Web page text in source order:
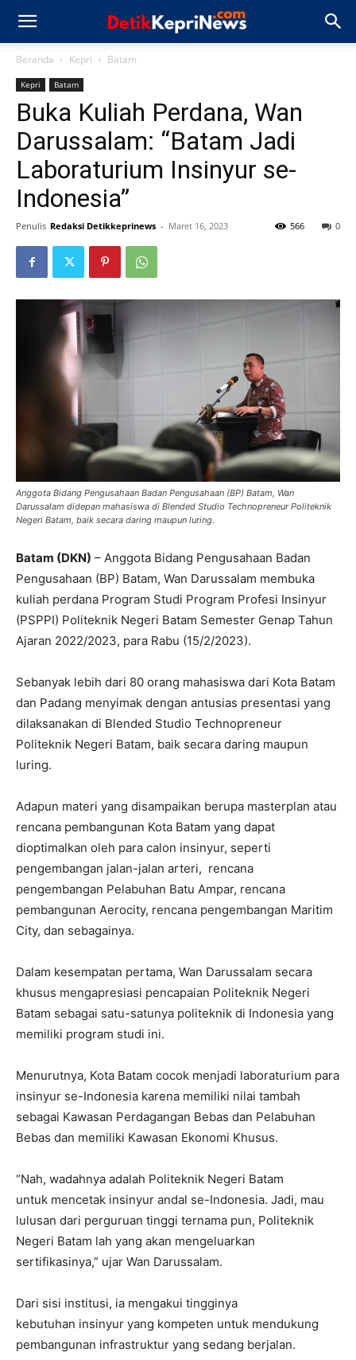
Beranda Kepri Batam
Kepri Batam
Buka Kuliah Perdana, Wan
Darussalam: “Batam Jadi
Laboraturium Insinyur se-
Indonesia”
Penulis Redaksi Detikkeprinews - Maret 16, 2023 0
566
Anggota Bidang Pengusahaan Badan Pengusahaan (BP) Batam, Wan
Darussalam didepan mahasiswa di Blended Studio Technopreneur Politeknik
Negeri Batam, baik secara daring maupun luring.
Batam (DKN) – Anggota Bidang Pengusahaan Badan
Pengusahaan (BP) Batam, Wan Darussalam membuka
kuliah perdana Program Studi Program Profesi Insinyur
(PSPPI) Politeknik Negeri Batam Semester Genap Tahun
Ajaran 2022/2023, para Rabu (15/2/2023).
Sebanyak lebih dari 80 orang mahasiswa dari Kota Batam
dan Padang menyimak dengan antusias presentasi yang
dilaksanakan di Blended Studio Technopreneur
Politeknik Negeri Batam, baik secara daring maupun
luring.
Adapun materi yang disampaikan berupa masterplan atau
rencana pembangunan Kota Batam yang dapat
dioptimalkan oleh para calon insinyur, seperti
pengembangan jalan-jalan arteri, rencana
pengembangan Pelabuhan Batu Ampar, rencana
pembangunan Aerocity, rencana pengembangan Maritim
City, dan sebagainya.
Dalam kesempatan pertama, Wan Darussalam secara
khusus mengapresiasi pencapaian Politeknik Negeri
Batam sebagai satu-satunya politeknik di Indonesia yang
memiliki program studi ini.
Menurutnya, Kota Batam cocok menjadi laboraturium para
insinyur se-Indonesia karena memiliki nilai tambah
sebagai Kawasan Perdagangan Bebas dan Pelabuhan
Bebas dan memiliki Kawasan Ekonomi Khusus.
“Nah, wadahnya adalah Politeknik Negeri Batam
untuk mencetak insinyur andal se-Indonesia. Jadi, mau
lulusan dari perguruan tinggi ternama pun, Politeknik
Negeri Batam lah yang akan mengeluarkan
sertifikasinya,” ujar Wan Darussalam.
Dari sisi institusi, ia mengakui tingginya
kebutuhan insinyur yang kompeten untuk mendukung
pembangunan infrastruktur yang sedang berjalan.